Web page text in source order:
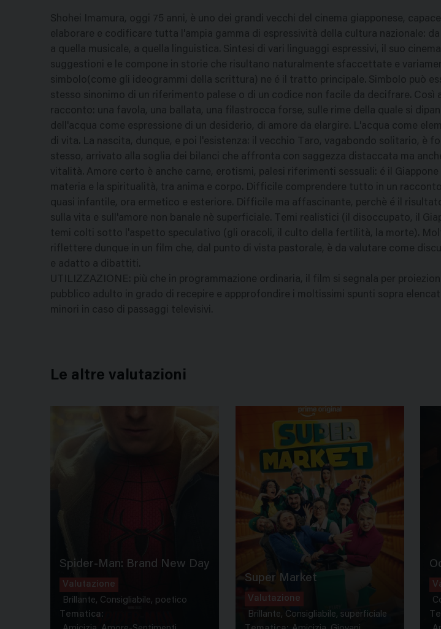
Shohei Imamura, oggi 75 anni, è uno dei grandi vecchi del cinema giapponese,
elaborare e codificare tutta l'ampia gamma di espressività della cultura nazionale:
a quella musicale, a quella linguistica. Sintesi di vari linguaggi espressivi, il suo
suggestioni e le compone in storie che risultano naturalmente sfaccettate e
simbolo(come gli ideogrammi della scrittura) ne é il tratto principale. Simbolo può
stesso sinonimo di un riferimento palese o di un codice non facile da decifrare. Così
racconto: una favola, una ballata, una filastrocca forse, sulle rime della quale si
dell'acqua come espressione di un desiderio, di amore da elargire. L'acqua come
di vita. La nascita, dunque, e poi l'esistenza: il vecchio Taro, vagabondo solitario, è
stesso, arrivato alla soglia dei bilanci che affronta con saggezza distaccata ma
vitalità. Amore certo è anche carne, erotismi, palesi riferimenti sessuali: é il
materia e la spiritualità, tra anima e corpo. Difficile comprendere tutto in un
quasi infantile, ora ermetico e esteriore. Difficile ma affascinante, perchè é il
sulla vita e sull'amore non banale nè superficiale. Temi realistici (il disoccupato, il
temi colti sotto l'aspetto speculativo (gli oracoli, il culto della fertilità, la morte).
riflettere dunque in un film che, dal punto di vista pastorale, è da valutare come
e adatto a dibattiti.
UTILIZZAZIONE: più che in programmazione ordinaria, il film si segnala per
pubblico adulto in grado di recepire e appprofondire i moltissimi spunti sopra
minori in caso di passaggi televisivi.
Le altre valutazioni
Spider-Man: Brand New Day
Valutazione
Brillante, Consigliabile, poetico
Tematica:
Super Market
Valutazione
Brillante, Consigliabile, superficiale